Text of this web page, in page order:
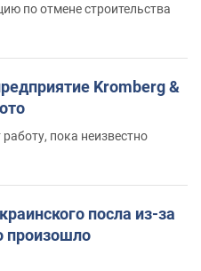
по отмене строительства
Kromberg &
пока неизвестно
посла из-за
произошло